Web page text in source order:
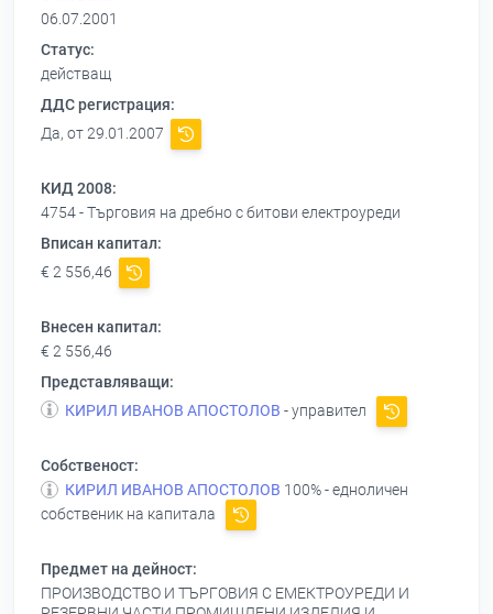
06.07.2001
Статус:
действащ
ДДС регистрация:
Да, от 29.01.2007
КИД 2008:
4754 - Търговия на дребно с битови електроуреди
Вписан капитал:
€ 2 556,46
Внесен капитал:
€ 2 556,46
Представляващи:
КИРИЛ ИВАНОВ АПОСТОЛОВ - управител
Собственост:
КИРИЛ ИВАНОВ АПОСТОЛОВ 100% - едноличен
собственик на капитала
Предмет на дейност:
ПРОИЗВОДСТВО И ТЪРГОВИЯ С ЕМЕКТРОУРЕДИ И